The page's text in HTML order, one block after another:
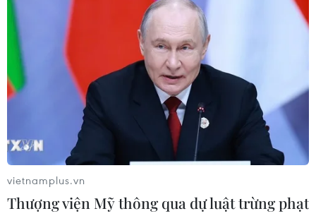
vietnamplus.vn
Thượng viện Mỹ thông qua dự luật trừng phạt